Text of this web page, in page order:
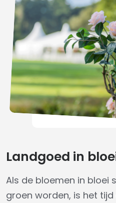
Landgoed in
Als de bloemen in bloei
groen worden, is het